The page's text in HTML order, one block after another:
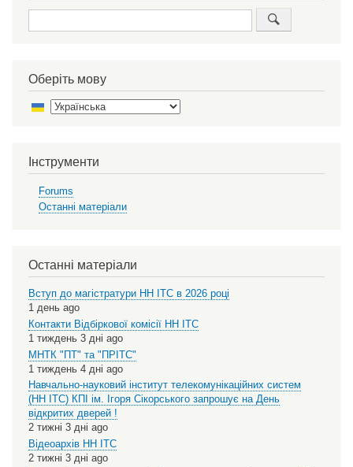
Пошук
Оберіть мову
Інструменти
Forums
Останні матеріали
Останні матеріали
Вступ до магістратури НН ІТС в 2026 році
1 день ago
Контакти Відбіркової комісії НН ІТС
1 тиждень 3 дні ago
МНТК "ПТ" та "ПРІТС"
1 тиждень 4 дні ago
Навчально-науковий інститут телекомунікаційних систем
(НН ІТС) КПІ ім. Ігоря Сікорського запрошує на День
відкритих дверей !
2 тижні 3 дні ago
Відеоархів НН ІТС
2 тижні 3 дні ago